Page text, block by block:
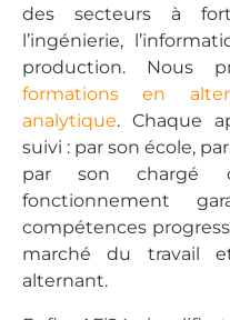
des secteurs à
l’ingénierie,
production. Nous
formations en
analytique. Chaque
suivi : par son école,
par son chargé
fonctionnement
compétences
marché du travail
alternant.